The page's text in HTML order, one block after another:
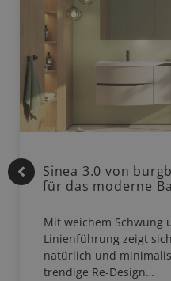
Sinea 3.0 von
für das moderne
Mit weichem Schwung
Linienführung zeigt
natürlich und
trendige Re-Design…